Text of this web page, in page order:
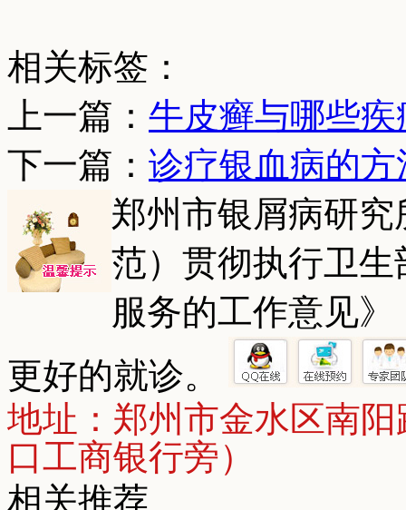
相关标签：
上一篇： 牛皮癣与哪些
下一篇： 诊疗银血病的
郑州市银屑病研
范）贯彻执行卫
服务的工作意见
更好的就诊。
地址：郑州市金水区南
口工商银行旁）
相关推荐